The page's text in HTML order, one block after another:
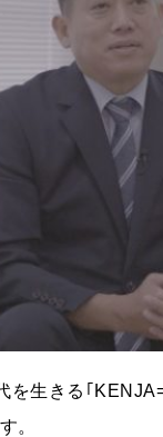
を生きる｢
。